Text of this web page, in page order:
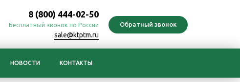
8 (800) 444-02-50
Бесплатный звонок по России
sale@ktptm.ru
НОВОСТИ КОНТАКТЫ